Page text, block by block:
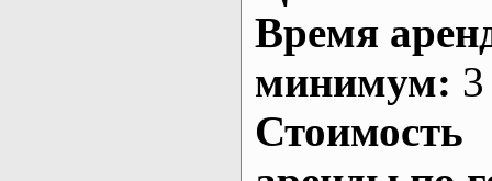
Время
минимум:
Стоимость